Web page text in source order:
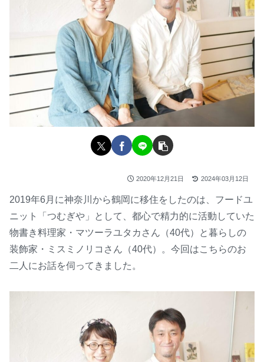
2020年12月21日 2024年03月12日
2019年6月に神奈川から鶴岡に移住をしたのは、フードユ
ニット「つむぎや」として、都心で精力的に活動していた
物書き料理家・マツーラユタカさん（40代）と暮らしの
装飾家・ミスミノリコさん（40代）。今回はこちらのお
二人にお話を伺ってきました。